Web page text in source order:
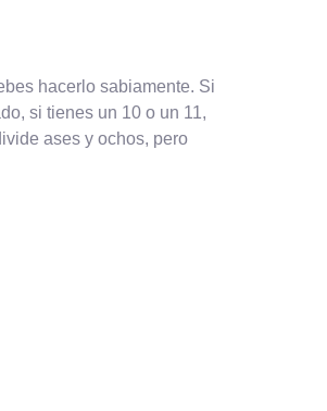
hacerlo sabiamente. Si
si tienes un 10 o un 11,
ases y ochos, pero